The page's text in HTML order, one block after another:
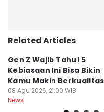
Related Articles
Gen Z Wajib Tahu! 5
Kebiasaan Ini Bisa Bikin
Kamu Makin Berkualitas
08 Agu 2026, 21:00 WIB
News